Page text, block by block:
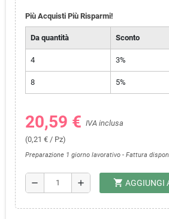
Più Acquisti Più Risparmi!
Da quantità Sconto
4 3%
8 5%
20,59 € IVA inclusa
(0,21 € / Pz)
Preparazione 1 giorno lavorativo - Fattura
remove add shopping_cart AGGIUNGI